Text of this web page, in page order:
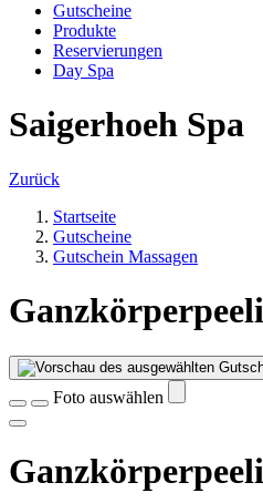
Gutscheine
Produkte
Reservierungen
Day Spa
Saigerhoeh Spa
Zurück
Startseite
Gutscheine
Gutschein Massagen
Foto auswählen